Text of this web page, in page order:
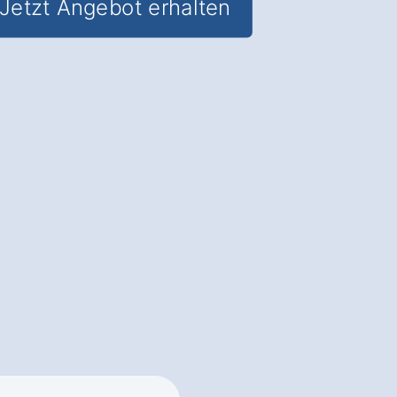
Jetzt Angebot erhalten